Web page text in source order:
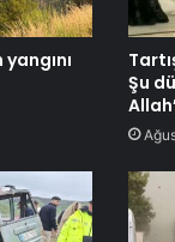
Şu